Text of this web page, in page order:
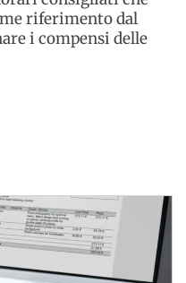
riferimento dal
i compensi delle